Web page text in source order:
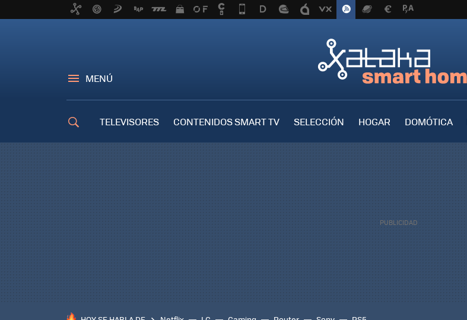
MENÚ
TELEVISORES CONTENIDOS SMART TV SELECCIÓN HOGAR DOMÓTICA